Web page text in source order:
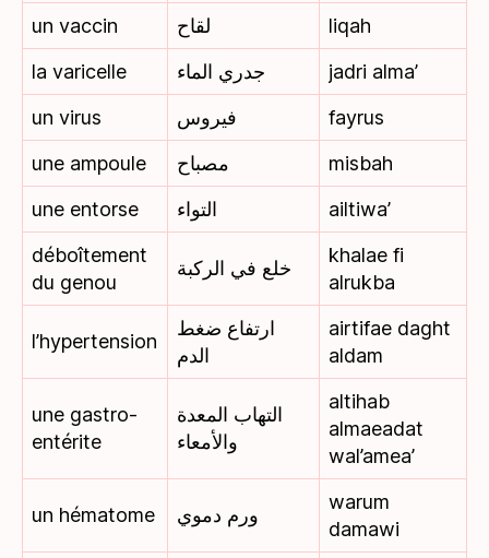
un vaccin لقاح
liqah
la varicelle
جدري الماء
jadri alma’
un virus
فيروس
fayrus
une ampoule
مصباح
misbah
une entorse
التواء
ailtiwa’
déboîtement
du genou
خلع في الركبة
khalae fi
alrukba
l’hypertension
ارتفاع ضغط
الدم
airtifae daght
aldam
une gastro-
entérite
التهاب المعدة
والأمعاء
altihab
almaeadat
wal’amea’
un hématome ورم دموي
warum
damawi